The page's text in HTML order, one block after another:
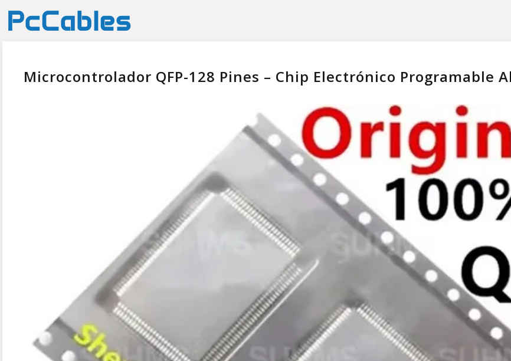
Microcontrolador QFP-128 Pines – Chip Electrónico Programable